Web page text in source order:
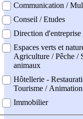
Communication /
Conseil / Etudes
Direction d'entreprise
Espaces verts et
Agriculture / Pêche /
animaux
Hôtellerie -
Tourisme / Animation
Immobilier